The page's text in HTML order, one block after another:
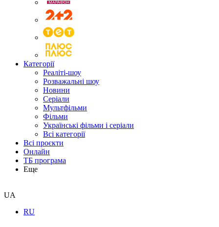
Категорії
Реаліті-шоу
Розважальні шоу
Новини
Серіали
Мультфільми
Фільми
Українські фільми і серіали
Всі категорії
Всі проєкти
Онлайн
ТБ програма
Еще
UA
RU